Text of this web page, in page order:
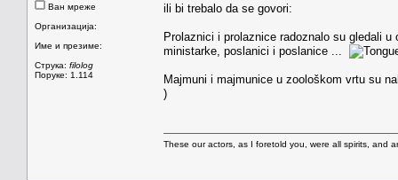
Ван мреже
Организација:
Име и презиме:
Струка: filolog
Поруке: 1.114
ili bi trebalo da se govori:
Prolaznici i prolaznice radoznalo su gledali
ministarke, poslanici i poslanice ...
Majmuni i majmunice u zoološkom vrtu su
)
These our actors, as I foretold you, were all spirits, and